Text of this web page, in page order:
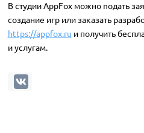
В студии AppFox можно подать
создание игр или заказать
https://appfox.ru и получить
и услугам.